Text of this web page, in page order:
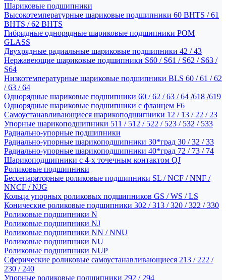
Шариковые подшипники
Высокотемпературные шариковые подшипники 60 BHTS / 61
BHTS / 62 BHTS
Гибридные однорядные шариковые подшипники POM
GLASS
Двухрядные радиальные шариковые подшипники 42 / 43
Нержавеющие шариковые подшипники S60 / S61 / S62 / S63 /
S64
Низкотемпературные шариковые подшипники BLS 60 / 61 / 62
/ 63 / 64
Однорядные шариковые подшипники 60 / 62 / 63 / 64 /618 /619
Однорядные шариковые подшипники с фланцем F6
Самоустанавливающиеся шарикоподшипники 12 / 13 / 22 / 23
Упорные шарикоподшипники 511 / 512 / 522 / 523 / 532 / 533
Радиально-упорные подшипники
Радиально-упорные шарикоподшипники 30*град 30 / 32 / 33
Радиально-упорные шарикоподшипники 40*град 72 / 73 / 74
Шарикоподшипники с 4-х точечным контактом QJ
Роликовые подшипники
Бессепараторные роликовые подшипники SL / NCF / NNF /
NNCF / NJG
Кольца упорных роликовых подшипников GS / WS / LS
Конические роликовые подшипники 302 / 313 / 320 / 322 / 330
Роликовые подшипники N
Роликовые подшипники NJ
Роликовые подшипники NN / NNU
Роликовые подшипники NU
Роликовые подшипники NUP
Сферические роликовые самоустанавливающиеся 213 / 222 /
230 / 240
Упорные роликовые подшипники 292 / 294